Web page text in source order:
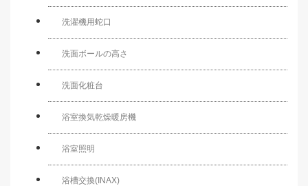
洗濯機用蛇口
洗面ボールの高さ
洗面化粧台
浴室換気乾燥暖房機
浴室照明
浴槽交換(INAX)